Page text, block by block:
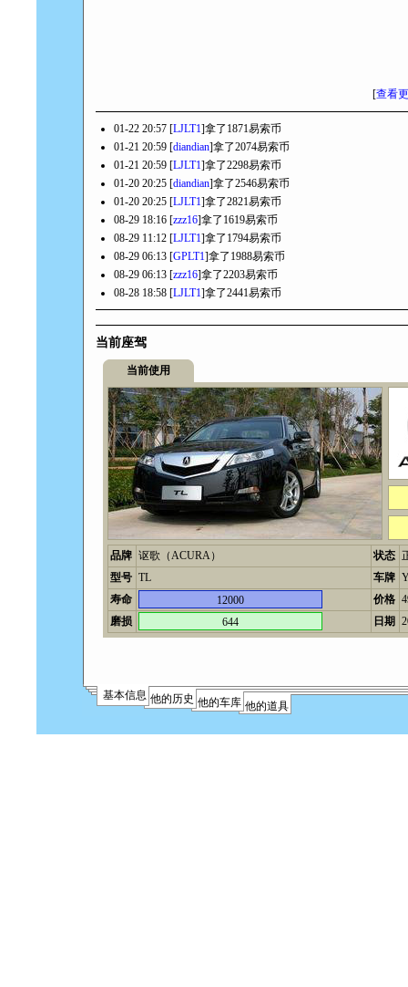
[查看
01-22 20:57 [LJLT1]拿了1871易索币
01-21 20:59 [diandian]拿了2074易索币
01-21 20:59 [LJLT1]拿了2298易索币
01-20 20:25 [diandian]拿了2546易索币
01-20 20:25 [LJLT1]拿了2821易索币
08-29 18:16 [zzz16]拿了1619易索币
08-29 11:12 [LJLT1]拿了1794易索币
08-29 06:13 [GPLT1]拿了1988易索币
08-29 06:13 [zzz16]拿了2203易索币
08-28 18:58 [LJLT1]拿了2441易索币
当前座驾
当前使用
品牌 讴歌（ACURA） 状态
型号 TL 车牌
寿命
12000 价格
磨损
644 日期
基本信息 他的历史 他的车库 他的道具